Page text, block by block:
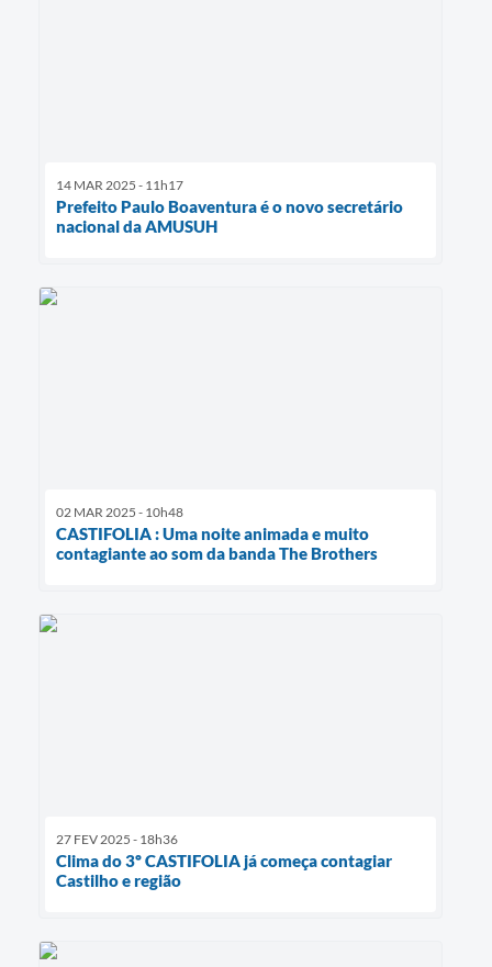
14 MAR 2025 - 11h17
Prefeito Paulo Boaventura é o novo secretário
nacional da AMUSUH
02 MAR 2025 - 10h48
CASTIFOLIA : Uma noite animada e muito
contagiante ao som da banda The Brothers
27 FEV 2025 - 18h36
Clima do 3º CASTIFOLIA já começa contagiar
Castilho e região